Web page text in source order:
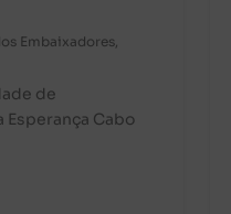
Embaixadores
de
Esperança Cabo